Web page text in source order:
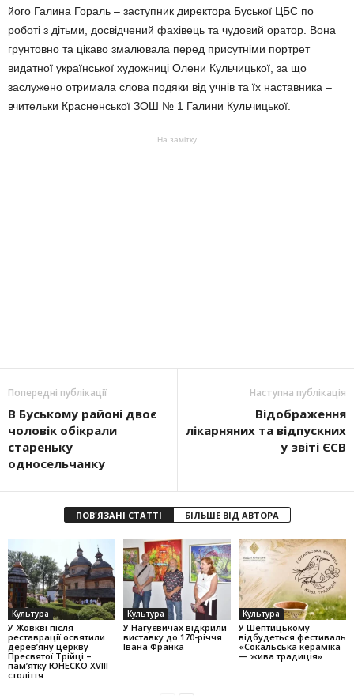
його Галина Гораль – заступник директора Буської ЦБС по
роботі з дітьми, досвідчений фахівець та чудовий оратор. Вона
грунтовно та цікаво змалювала перед присутніми портрет
видатної української художниці Олени Кульчицької, за що
заслужено отримала слова подяки від учнів та їх наставника –
вчительки Красненської ЗОШ № 1 Галини Кульчицької.
На замітку
Попередні публікації
В Буському районі двоє
чоловік обікрали
стареньку
односельчанку
Наступна публікація
Відображення
лікарняних та відпускних
у звіті ЄСВ
ПОВ'ЯЗАНІ СТАТТІ БІЛЬШЕ ВІД АВТОРА
Культура
У Жовкві після
реставрації освятили
дерев’яну церкву
Пресвятої Трійці –
пам’ятку ЮНЕСКО XVIII
століття
Культура
У Нагуєвичах відкрили
виставку до 170-річчя
Івана Франка
Культура
У Шептицькому
відбудеться фестиваль
«Сокальська кераміка
— жива традиція»